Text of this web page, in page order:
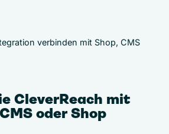
CleverReach mit
oder Shop